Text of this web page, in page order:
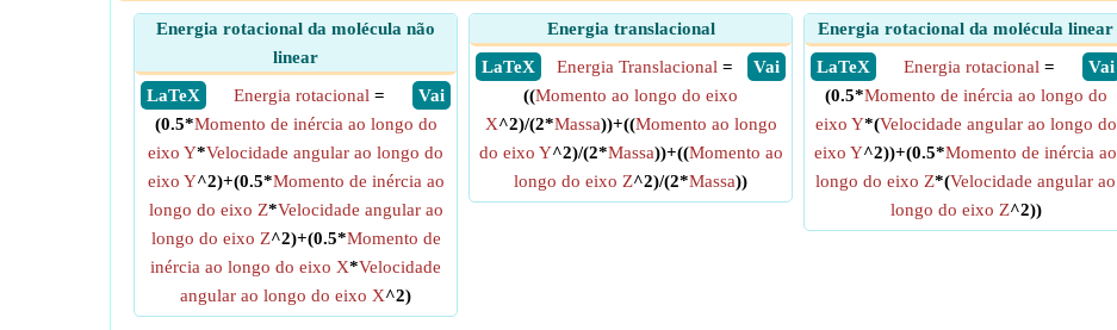
Energia rotacional da molécula não
linear
​ LaTeX
​ Vai
Energia rotacional =
(0.5*Momento de inércia ao longo do
eixo Y*Velocidade angular ao longo do
eixo Y^2)+(0.5*Momento de inércia ao
longo do eixo Z*Velocidade angular ao
longo do eixo Z^2)+(0.5*Momento de
inércia ao longo do eixo X*Velocidade
angular ao longo do eixo X^2)
Energia translacional
​ LaTeX
​ Vai
Energia Translacional =
((Momento ao longo do eixo
X^2)/(2*Massa))+((Momento ao longo
do eixo Y^2)/(2*Massa))+((Momento ao
longo do eixo Z^2)/(2*Massa))
Energia rotacional da molécula linear
​ LaTeX
​ Vai
Energia rotacional =
(0.5*Momento de inércia ao longo do
eixo Y*(Velocidade angular ao longo do
eixo Y^2))+(0.5*Momento de inércia ao
longo do eixo Z*(Velocidade angular ao
longo do eixo Z^2))